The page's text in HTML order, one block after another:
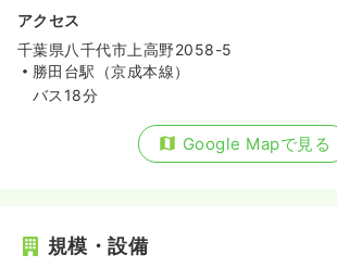
アクセス
千葉県八千代市上高野2058-5
勝田台駅（京成本線）
バス18分
Google Mapで見る
規模・設備